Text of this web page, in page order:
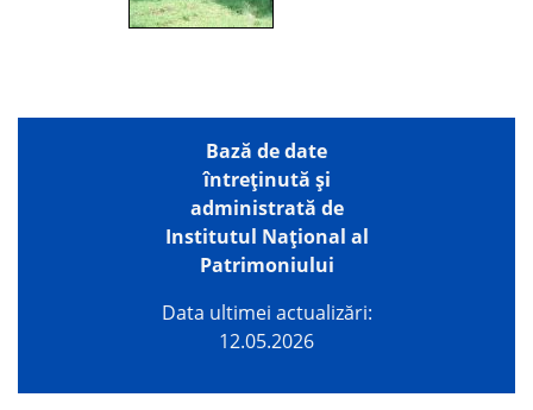
Bază de date
întreţinută şi
administrată de
Institutul Național al
Patrimoniului
Data ultimei actualizări:
12.05.2026